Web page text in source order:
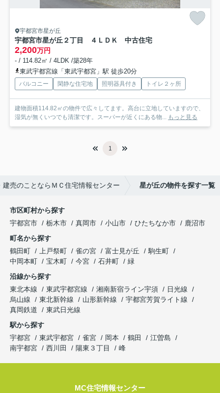
宇都宮市星が丘
宇都宮市星が丘２丁目 ４ＬＤＫ 中古住宅
2,200万円
- / 114.82㎡ / 4LDK /築28年
東武宇都宮線「東武宇都宮」駅 徒歩20分
バルコニー 閑静な住宅地 照明器具付き トイレ２ヶ所
建物面積114.82㎡の物件で広々してます。高台に立地していますので、
湿気が無くいつでも清潔です。スーパーが近くにある物... もっと見る
1
売のことならＭＣ住宅情報センター 星が丘の物件を探す一覧
市区町村から探す
宇都宮市
栃木市 真岡市 小山市 ひたちなか市
鹿沼市
町名から探す
鶴田町
上戸祭町 雀の宮 富士見が丘
駒生町
中岡本町
宝木町 今宮 石井町
緑
沿線から探す
東北本線
東武宇都宮線 湘南新宿ライン宇須
日光線
烏山線
東北新幹線 山形新幹線
宇都宮芳賀ライト線
真岡鉄道
東武日光線
駅から探す
宇都宮
東武宇都宮 雀宮 岡本 鶴田
江曽島
南宇都宮
西川田 陽東３丁目 峰
MC住宅情報センター